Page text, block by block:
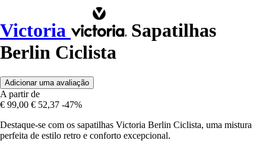
Victoria
Sapatilhas
Berlin Ciclista
Adicionar uma avaliação
A partir de
€ 99,00 € 52,37 -47%
Destaque-se com os sapatilhas Victoria Berlin Ciclista, uma mistura
perfeita de estilo retro e conforto excepcional.